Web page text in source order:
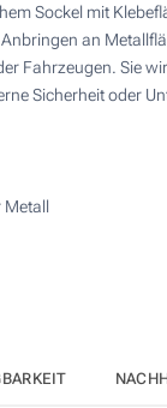
300
Andere Menge :
Sockel mit
an
Fahrzeugen. Sie
Sicherheit oder
Metall